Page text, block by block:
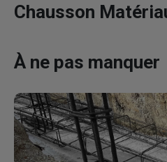
Chausson
À ne pas manquer